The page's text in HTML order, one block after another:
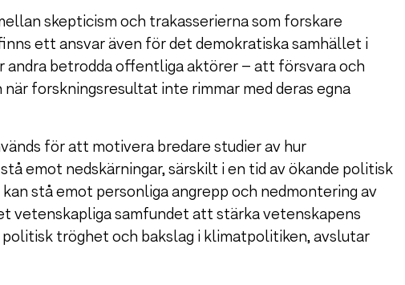
skepticism och trakasserierna som forskare
ett ansvar även för det demokratiska samhället i
betrodda offentliga aktörer – att försvara och
forskningsresultat inte rimmar med deras egna
för att motivera bredare studier av hur
emot nedskärningar, särskilt i en tid av ökande politisk
stå emot personliga angrepp och nedmontering av
vetenskapliga samfundet att stärka vetenskapens
tröghet och bakslag i klimatpolitiken, avslutar